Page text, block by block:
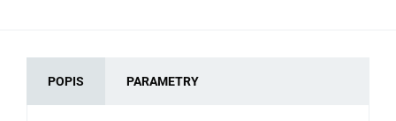
POPIS PARAMETRY